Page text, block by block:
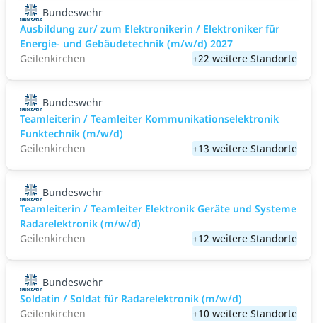
Bundeswehr
Ausbildung zur/ zum Elektronikerin / Elektroniker für
Energie- und Gebäudetechnik (m/w/d) 2027
Geilenkirchen
+22 weitere Standorte
Bundeswehr
Teamleiterin / Teamleiter Kommunikationselektronik
Funktechnik (m/w/d)
Geilenkirchen
+13 weitere Standorte
Bundeswehr
Teamleiterin / Teamleiter Elektronik Geräte und Systeme
Radarelektronik (m/w/d)
Geilenkirchen
+12 weitere Standorte
Bundeswehr
Soldatin / Soldat für Radarelektronik (m/w/d)
Geilenkirchen
+10 weitere Standorte